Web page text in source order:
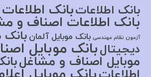
بانک اطلاعاتبانک
بانک اطلاعات اصناف و
آزمون نظام مهندسی بانک موبایل آلمان بانک
دیجیتالبانک موبایل
موبایل اصناف و مشاغل